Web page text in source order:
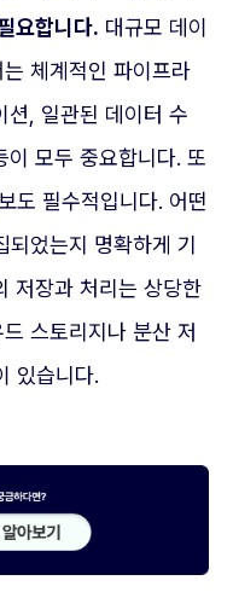
요합니다. 대규모 데이
체계적인 파이프라
션, 일관된 데이터 수
모두 중요합니다. 또
도 필수적입니다. 어떤
었는지 명확하게 기
저장과 처리는 상당한
스토리지나 분산 저
있습니다.